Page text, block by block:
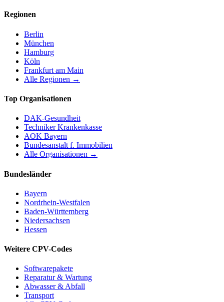
Regionen
Berlin
München
Hamburg
Köln
Frankfurt am Main
Alle Regionen →
Top Organisationen
DAK-Gesundheit
Techniker Krankenkasse
AOK Bayern
Bundesanstalt f. Immobilien
Alle Organisationen →
Bundesländer
Bayern
Nordrhein-Westfalen
Baden-Württemberg
Niedersachsen
Hessen
Weitere CPV-Codes
Softwarepakete
Reparatur & Wartung
Abwasser & Abfall
Transport